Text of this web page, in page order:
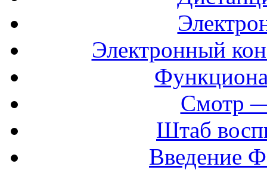
Электронный
Смотр
Штаб
Введение